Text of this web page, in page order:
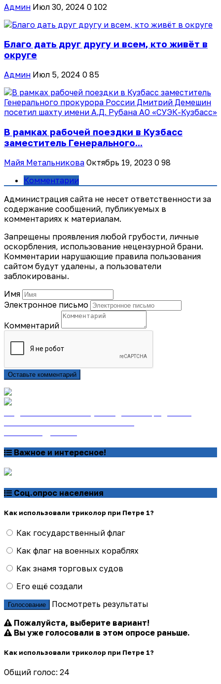
Админ Июл 30, 2024 0 102
Благо дать друг другу и всем, кто живёт в
округе
Админ Июл 5, 2024 0 85
В рамках рабочей поездки в Кузбасс
заместитель Генерального...
Майя Метальникова Октябрь 19, 2023 0 98
Комментарии
Администрация сайта не несет ответственности за
содержание сообщений, публикуемых в
комментариях к материалам.
Запрещены проявления любой грубости, личные
оскорбления, использование нецензурной брани.
Комментарии нарушающие правила пользования
сайтом будут удалены, а пользователи
заблокированы.
Имя
Электронное письмо
Комментарий
Оставьте комментарий
Важное и интересное!
Соц.опрос населения
Как использовали триколор при Петре 1?
Как государственный флаг
Как флаг на военных кораблях
Как знамя торговых судов
Его ещё создали
Голосование
Посмотреть результаты
Пожалуйста, выберите вариант!
Вы уже голосовали в этом опросе раньше.
Как использовали триколор при Петре 1?
Общий голос: 24